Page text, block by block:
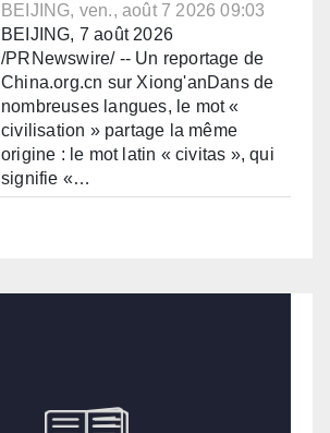
BEIJING, ven., août 7 2026 09:03
BEIJING, 7 août 2026
/PRNewswire/ -- Un reportage de
China.org.cn sur Xiong'anDans de
nombreuses langues, le mot «
civilisation » partage la même
origine : le mot latin « civitas », qui
signifie «…